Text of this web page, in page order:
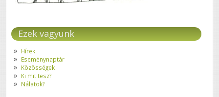
Ezek vagyunk
Hírek
Eseménynaptár
Közösségek
Ki mit tesz?
Nálatok?